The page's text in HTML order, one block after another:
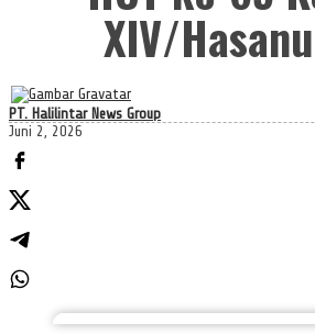
XIV/
PT. Halilintar News Group
Juni 2, 2026